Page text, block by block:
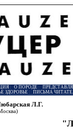
| О ПОРОДЕ
ЗДОРОВЬЕ ПИСЬМА
Л.Г.